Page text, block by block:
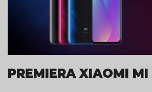
PREMIERA XIAOMI